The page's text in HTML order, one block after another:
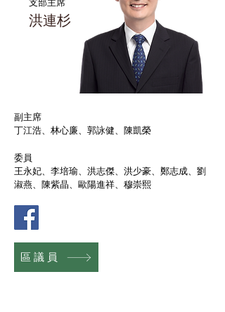
洪連杉
副主席
丁江浩、林心廉、郭詠健、陳凱榮
委員
王永妃、李培瑜、洪志傑、洪少豪、鄭志成、劉
淑燕、陳紫晶、歐陽進祥、穆崇熙
區議員